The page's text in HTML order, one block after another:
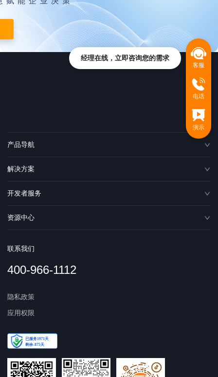
产品导航
解决方案
开发者服务
资源中心
联系我们
400-966-1112
隐私政策
应用权限
客服
电话
演示
经理在线，立即咨询您的需求